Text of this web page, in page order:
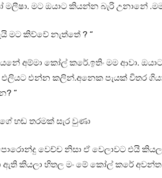
මලීෂා. මට ඔයාට කියන්න බැරි උනානේ
මට කිව්වේ නැත්තේ ? “
අම්මා කෝල් කරේ.ඉතිං මම ආවා.
එන්න කලින්.අනෙක පැයක් විතර
“
හඬ තරමක් සැර වුණා
වෙච්ච නිසා ඒ වෙලාවට එයි
ඇති කියලා හිතල මං මේ කෝල් කරේ අවන්ත